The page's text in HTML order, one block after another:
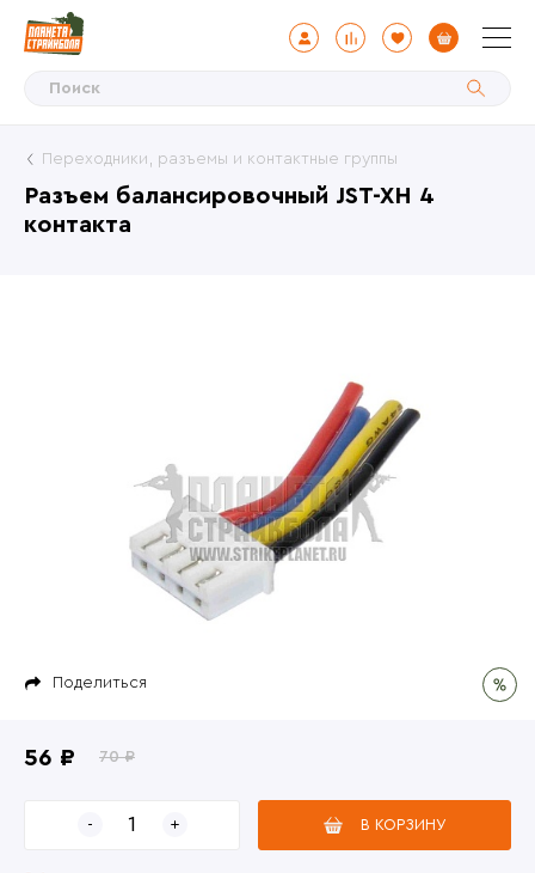
Разъем балансировочный JST-XH 4
контакта
Переходники, разъемы и контактные группы
Поделиться
56 ₽ 70 ₽
В КОРЗИНУ